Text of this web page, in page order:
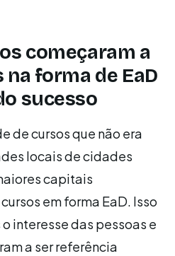
começaram a
forma de EaD
sucesso
de cursos que não era
locais de cidades
capitais
em forma EaD. Isso
interesse das pessoas e
a ser referência